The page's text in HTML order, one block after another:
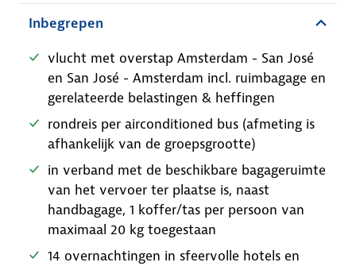
Inbegrepen
vlucht met overstap Amsterdam - San José
en San José - Amsterdam incl. ruimbagage en
gerelateerde belastingen & heffingen
rondreis per airconditioned bus (afmeting is
afhankelijk van de groepsgrootte)
in verband met de beschikbare bagageruimte
van het vervoer ter plaatse is, naast
handbagage, 1 koffer/tas per persoon van
maximaal 20 kg toegestaan
14 overnachtingen in sfeervolle hotels en